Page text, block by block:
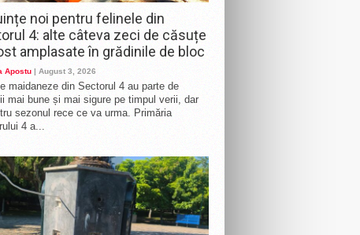
noi pentru felinele din
4: alte câteva zeci de căsuțe
amplasate în grădinile de bloc
Apostu | August 3, 2026
maidaneze din Sectorul 4 au parte de
mai bune și mai sigure pe timpul verii, dar
sezonul rece ce va urma. Primăria
4 a...